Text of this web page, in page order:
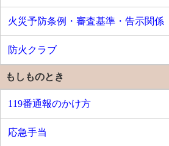
火災予防条例・審査基準・告示関係
防火クラブ
もしものとき
119番通報のかけ方
応急手当